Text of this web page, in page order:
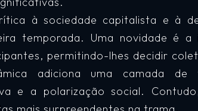
à sociedade capitalista e à
temporada. Uma novidade é
permitindo-lhes decidir
adiciona uma camada
e a polarização social.